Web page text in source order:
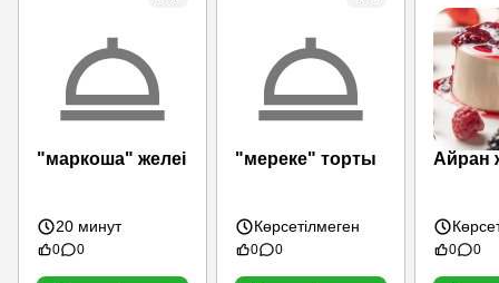
"маркоша" желеі
20 минут
0 0
"мереке" торты
Көрсетілмеген
0 0
Айран
0 0